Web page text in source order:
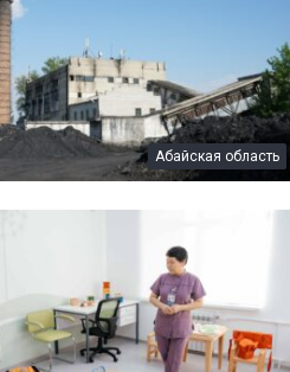
Абайская область